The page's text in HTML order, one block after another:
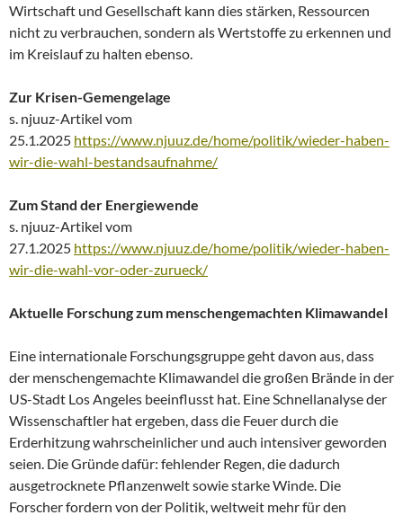
Wirtschaft und Gesellschaft kann dies stärken, Ressourcen
nicht zu verbrauchen, sondern als Wertstoffe zu erkennen und
im Kreislauf zu halten ebenso.
Zur Krisen-Gemengelage
s. njuuz-Artikel vom
25.1.2025 https://www.njuuz.de/home/politik/wieder-haben-
wir-die-wahl-bestandsaufnahme/
Zum Stand der Energiewende
s. njuuz-Artikel vom
27.1.2025 https://www.njuuz.de/home/politik/wieder-haben-
wir-die-wahl-vor-oder-zurueck/
Aktuelle Forschung zum menschengemachten Klimawandel
Eine internationale Forschungsgruppe geht davon aus, dass
der menschengemachte Klimawandel die großen Brände in der
US-Stadt Los Angeles beeinflusst hat. Eine Schnellanalyse der
Wissenschaftler hat ergeben, dass die Feuer durch die
Erderhitzung wahrscheinlicher und auch intensiver geworden
seien. Die Gründe dafür: fehlender Regen, die dadurch
ausgetrocknete Pflanzenwelt sowie starke Winde. Die
Forscher fordern von der Politik, weltweit mehr für den